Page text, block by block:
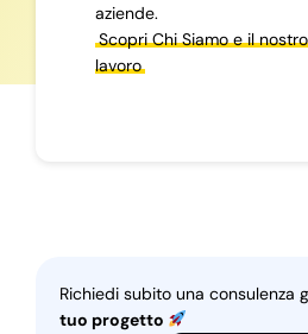
aziende.
Scopri Chi Siamo e il
lavoro
Richiedi subito una consulenza
tuo progetto